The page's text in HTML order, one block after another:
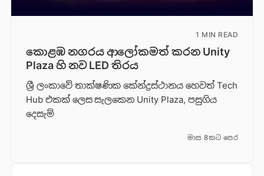
1 MIN READ
කොළඹ නගරය ආලෝකමත් කරන Unity
Plaza හි නව LED තිරය
ශ්‍රී ලංකාවේ තාක්ෂණික කේන්ද්‍රස්ථානය හෙවත් Tech
Hub එකක් ලෙස සැලකෙන Unity Plaza, පසුගිය
දෙසැම්
මාස 8කට පෙර